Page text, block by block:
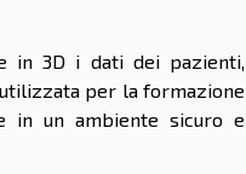
in 3D i dati dei pazienti,
per la formazione
in un ambiente sicuro e